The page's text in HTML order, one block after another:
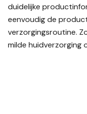
duidelijke
eenvoudig de
verzorgingsroutine.
milde huidverzorging